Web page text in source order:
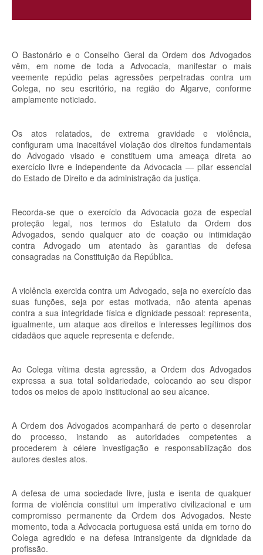
O Bastonário e o Conselho Geral da Ordem dos Advogados
vêm, em nome de toda a Advocacia, manifestar o mais
veemente repúdio pelas agressões perpetradas contra um
Colega, no seu escritório, na região do Algarve, conforme
amplamente noticiado.
Os atos relatados, de extrema gravidade e violência,
configuram uma inaceitável violação dos direitos fundamentais
do Advogado visado e constituem uma ameaça direta ao
exercício livre e independente da Advocacia — pilar essencial
do Estado de Direito e da administração da justiça.
Recorda-se que o exercício da Advocacia goza de especial
proteção legal, nos termos do Estatuto da Ordem dos
Advogados, sendo qualquer ato de coação ou intimidação
contra Advogado um atentado às garantias de defesa
consagradas na Constituição da República.
A violência exercida contra um Advogado, seja no exercício das
suas funções, seja por estas motivada, não atenta apenas
contra a sua integridade física e dignidade pessoal: representa,
igualmente, um ataque aos direitos e interesses legítimos dos
cidadãos que aquele representa e defende.
Ao Colega vítima desta agressão, a Ordem dos Advogados
expressa a sua total solidariedade, colocando ao seu dispor
todos os meios de apoio institucional ao seu alcance.
A Ordem dos Advogados acompanhará de perto o desenrolar
do processo, instando as autoridades competentes a
procederem à célere investigação e responsabilização dos
autores destes atos.
A defesa de uma sociedade livre, justa e isenta de qualquer
forma de violência constitui um imperativo civilizacional e um
compromisso permanente da Ordem dos Advogados. Neste
momento, toda a Advocacia portuguesa está unida em torno do
Colega agredido e na defesa intransigente da dignidade da
profissão.